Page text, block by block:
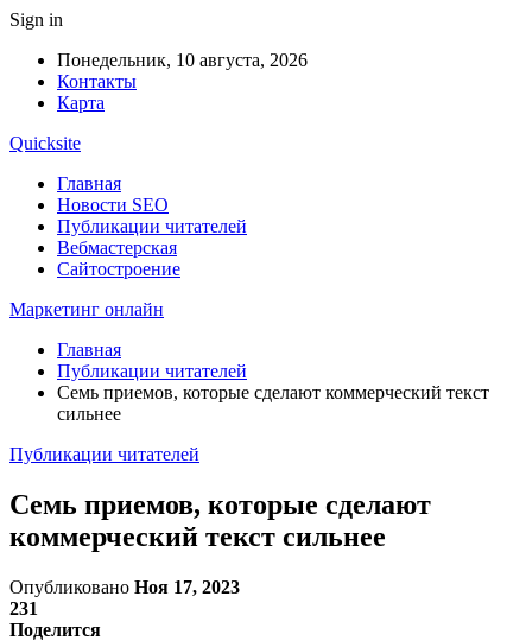
Sign in
Понедельник, 10 августа, 2026
Контакты
Карта
Quicksite
Главная
Новости SEO
Публикации читателей
Вебмастерская
Сайтостроение
Маркетинг онлайн
Главная
Публикации читателей
Семь приемов, которые сделают коммерческий текст
сильнее
Публикации читателей
Семь приемов, которые сделают
коммерческий текст сильнее
Опубликовано Ноя 17, 2023
231
Поделится